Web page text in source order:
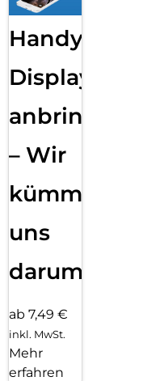
Handy
Displayfolie
anbringen
– Wir
kümmern
uns
darum!
ab 7,49 €
inkl. MwSt.
Mehr
erfahren